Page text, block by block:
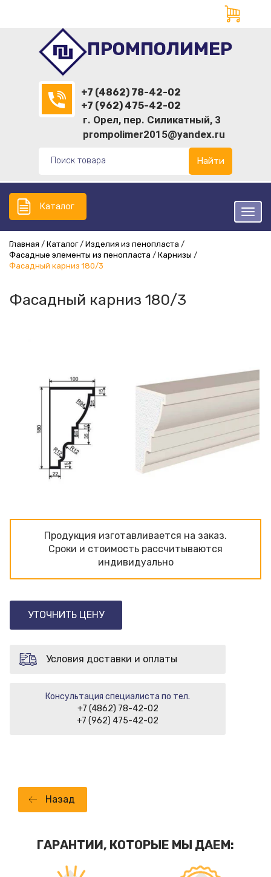
ПРОМПОЛИМЕР
+7 (4862) 78-42-02
+7 (962) 475-42-02
г. Орел, пер. Силикатный, 3
prompolimer2015@yandex.ru
Найти
Каталог
Главная Каталог
Изделия из пенопласта
Фасадные элементы из пенопласта
Карнизы
Фасадный карниз 180/3
Фасадный карниз 180/3
Продукция изготавливаeтся на заказ.
Сроки и стоимость рассчитываются
индивидуально
УТОЧНИТЬ ЦЕНУ
Условия доставки и оплаты
Консультация специалиста по тел.
+7 (4862) 78-42-02
+7 (962) 475-42-02
Назад
ГАРАНТИИ, КОТОРЫЕ МЫ ДАЕМ: